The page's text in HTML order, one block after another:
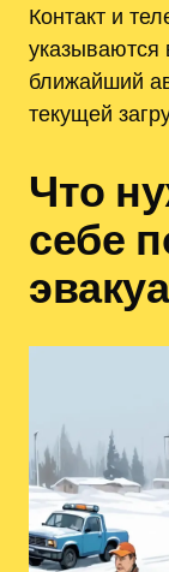
Контакт и
указываются
ближайший
текущей
Что
себе